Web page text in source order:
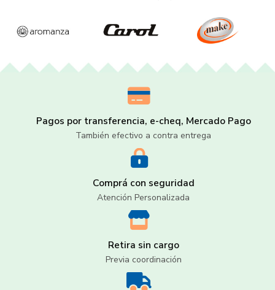
Pagos por transferencia, e-cheq, Mercado Pago
También efectivo a contra entrega
Comprá con seguridad
Atención Personalizada
Retira sin cargo
Previa coordinación